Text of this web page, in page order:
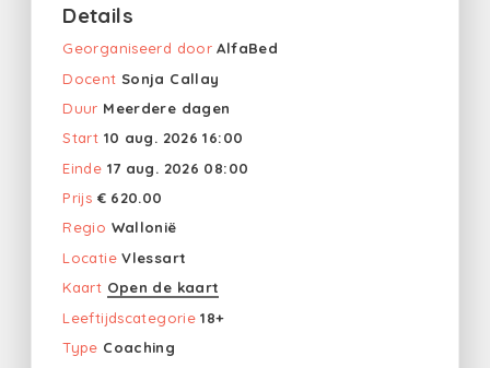
Details
Georganiseerd door AlfaBed
Docent Sonja Callay
Duur Meerdere dagen
Start 10 aug. 2026 16:00
Einde 17 aug. 2026 08:00
Prijs € 620.00
Regio Wallonië
Locatie Vlessart
Kaart Open de kaart
Leeftijdscategorie 18+
Type Coaching